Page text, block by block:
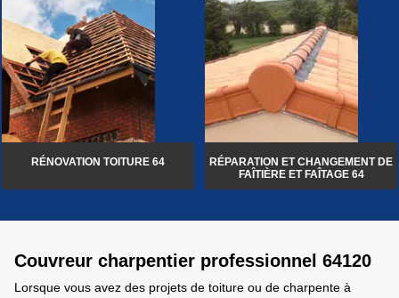
RÉNOVATION TOITURE 64
RÉPARATION ET CHANGEMENT DE
FAÎTIÈRE ET FAÎTAGE 64
Couvreur charpentier professionnel 64120
Lorsque vous avez des projets de toiture ou de charpente à